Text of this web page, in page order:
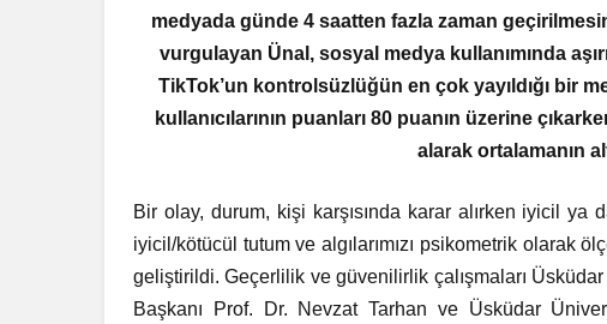
medyada günde 4 saatten fazla zaman
vurgulayan Ünal, sosyal medya kullanımında
TikTok’un kontrolsüzlüğün en çok yayıldığı bir
kullanıcılarının puanları 80 puanın üzerine
alarak ortalamanın
Bir olay, durum, kişi karşısında karar alırken iyicil
iyicil/kötücül tutum ve algılarımızı psikometrik olarak
geliştirildi. Geçerlilik ve güvenilirlik çalışmaları
Başkanı Prof. Dr. Nevzat Tarhan ve Üsküdar